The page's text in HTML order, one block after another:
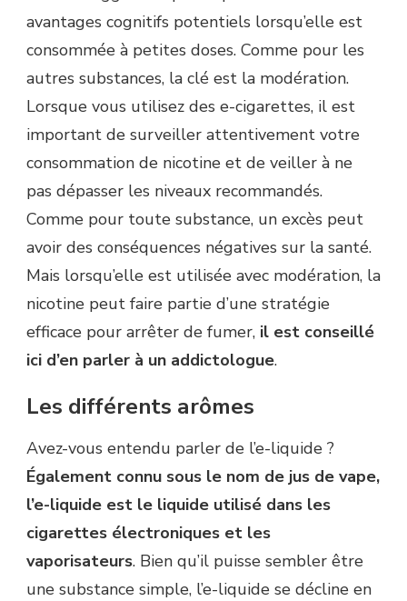
avantages cognitifs potentiels lorsqu’elle est
consommée à petites doses. Comme pour les
autres substances, la clé est la modération.
Lorsque vous utilisez des e-cigarettes, il est
important de surveiller attentivement votre
consommation de nicotine et de veiller à ne
pas dépasser les niveaux recommandés.
Comme pour toute substance, un excès peut
avoir des conséquences négatives sur la santé.
Mais lorsqu’elle est utilisée avec modération, la
nicotine peut faire partie d’une stratégie
efficace pour arrêter de fumer, il est conseillé
ici d’en parler à un addictologue.
Les différents arômes
Avez-vous entendu parler de l’e-liquide ?
Également connu sous le nom de jus de vape,
l’e-liquide est le liquide utilisé dans les
cigarettes électroniques et les
vaporisateurs. Bien qu’il puisse sembler être
une substance simple, l’e-liquide se décline en